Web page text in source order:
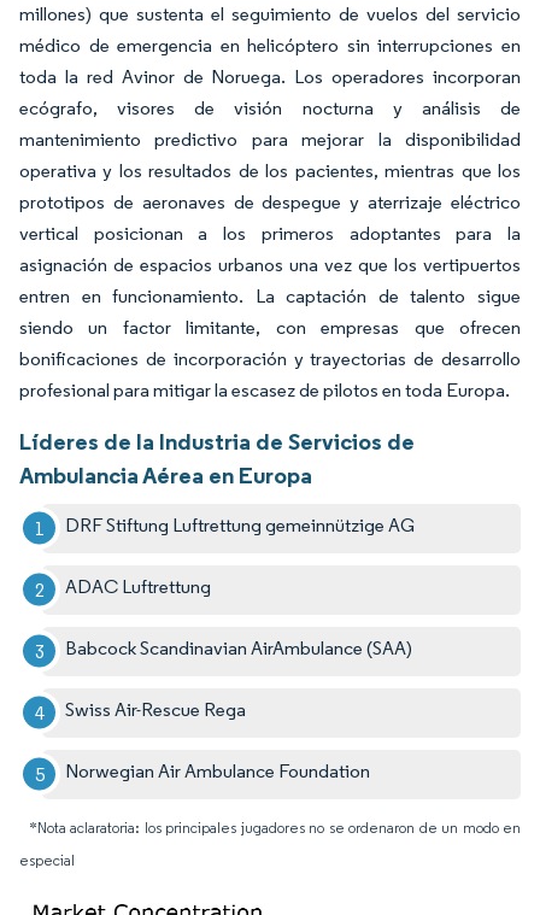
millones) que sustenta el seguimiento de vuelos del servicio
médico de emergencia en helicóptero sin interrupciones en
toda la red Avinor de Noruega. Los operadores incorporan
ecógrafo, visores de visión nocturna y análisis de
mantenimiento predictivo para mejorar la disponibilidad
operativa y los resultados de los pacientes, mientras que los
prototipos de aeronaves de despegue y aterrizaje eléctrico
vertical posicionan a los primeros adoptantes para la
asignación de espacios urbanos una vez que los vertipuertos
entren en funcionamiento. La captación de talento sigue
siendo un factor limitante, con empresas que ofrecen
bonificaciones de incorporación y trayectorias de desarrollo
profesional para mitigar la escasez de pilotos en toda Europa.
Líderes de la Industria de Servicios de
Ambulancia Aérea en Europa
DRF Stiftung Luftrettung gemeinnützige AG
ADAC Luftrettung
Babcock Scandinavian AirAmbulance (SAA)
Swiss Air-Rescue Rega
Norwegian Air Ambulance Foundation
*Nota aclaratoria: los principales jugadores no se ordenaron de un modo en
especial